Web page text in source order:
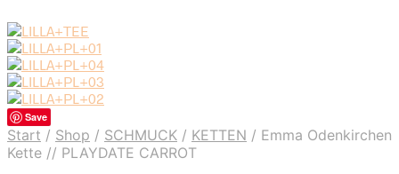
Save
Start / Shop / SCHMUCK / KETTEN / Emma Odenkirchen
Kette // PLAYDATE CARROT